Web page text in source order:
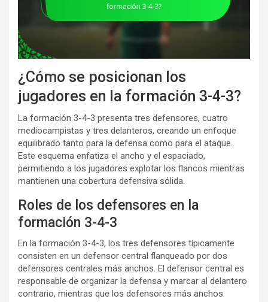
¿Cómo se posicionan los
jugadores en la formación 3-4-3?
La formación 3-4-3 presenta tres defensores, cuatro
mediocampistas y tres delanteros, creando un enfoque
equilibrado tanto para la defensa como para el ataque.
Este esquema enfatiza el ancho y el espaciado,
permitiendo a los jugadores explotar los flancos mientras
mantienen una cobertura defensiva sólida.
Roles de los defensores en la
formación 3-4-3
En la formación 3-4-3, los tres defensores típicamente
consisten en un defensor central flanqueado por dos
defensores centrales más anchos. El defensor central es
responsable de organizar la defensa y marcar al delantero
contrario, mientras que los defensores más anchos